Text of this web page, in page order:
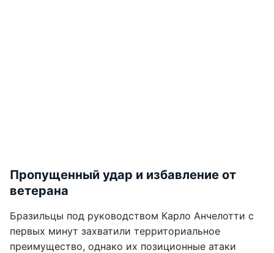
Пропущенный удар и избавление от
ветерана
Бразильцы под руководством Карло Анчелотти с
первых минут захватили территориальное
преимущество, однако их позиционные атаки